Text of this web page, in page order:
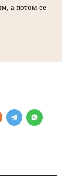
а потом ее